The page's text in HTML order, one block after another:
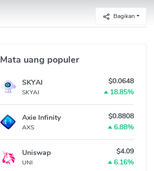
Bagikan
Mata uang populer
SKYAI
SKYAI
$0.0648
18.85%
Axie Infinity
AXS
$0.8808
6.88%
Uniswap
UNI
$4.09
6.16%